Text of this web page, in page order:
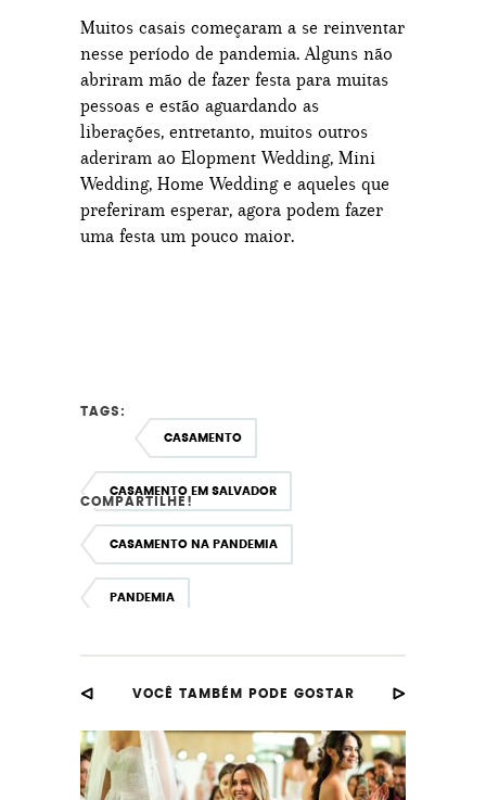
Muitos casais começaram a se reinventar
nesse período de pandemia. Alguns não
abriram mão de fazer festa para muitas
pessoas e estão aguardando as
liberações, entretanto, muitos outros
aderiram ao Elopment Wedding, Mini
Wedding, Home Wedding e aqueles que
preferiram esperar, agora podem fazer
uma festa um pouco maior.
TAGS:
CASAMENTO
CASAMENTO EM SALVADOR
CASAMENTO NA PANDEMIA
PANDEMIA
COMPARTILHE!
VOCÊ TAMBÉM PODE GOSTAR